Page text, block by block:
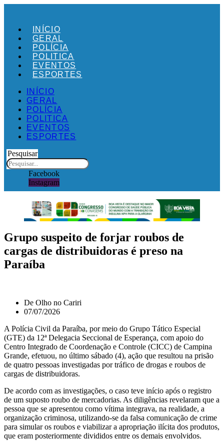
INÍCIO
GERAL
POLÍCIA
POLITICA
EVENTOS
ESPORTES
INÍCIO
GERAL
POLÍCIA
POLITICA
EVENTOS
ESPORTES
Pesquisar
Facebook
Instagram
Grupo suspeito de forjar roubos de
cargas de distribuidoras é preso na
Paraíba
De Olho no Cariri
07/07/2026
A Polícia Civil da Paraíba, por meio do Grupo Tático Especial
(GTE) da 12ª Delegacia Seccional de Esperança, com apoio do
Centro Integrado de Coordenação e Controle (CICC) de Campina
Grande, efetuou, no último sábado (4), ação que resultou na prisão
de quatro pessoas investigadas por tráfico de drogas e roubos de
cargas de distribuidoras.
De acordo com as investigações, o caso teve início após o registro
de um suposto roubo de mercadorias. As diligências revelaram que a
pessoa que se apresentou como vítima integrava, na realidade, a
organização criminosa, utilizando-se da falsa comunicação de crime
para simular os roubos e viabilizar a apropriação ilícita dos produtos,
que eram posteriormente divididos entre os demais envolvidos.